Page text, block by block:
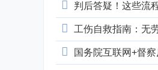
判后答疑！这些流
工伤自救指南：无
国务院互联网+督